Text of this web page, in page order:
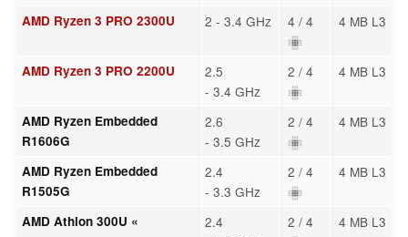
AMD Ryzen 3 PRO 2300U 2 - 3.4 GHz 4 / 4 4 MB L3
AMD Ryzen 3 PRO 2200U
2.5
- 3.4 GHz
2 / 4 4 MB L3
AMD Ryzen Embedded
R1606G
2.6
- 3.5 GHz
2 / 4 4 MB L3
AMD Ryzen Embedded
R1505G
2.4
- 3.3 GHz
2 / 4 4 MB L3
AMD Athlon 300U «
2.4
2 / 4 4 MB L3